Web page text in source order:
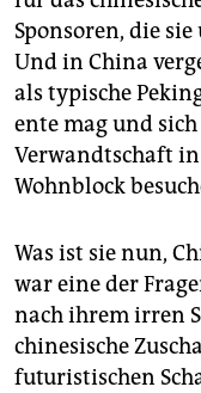
Sponsoren, die
Und in China
als typische
ente mag und
Verwandtschaft
Wohnblock
Was ist sie nun,
war eine der
nach ihrem irren
chinesische
futuristischen